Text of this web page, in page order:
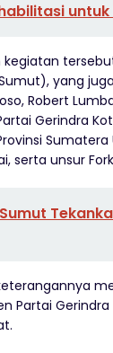
yang juga
Robert
Gerindra
serta unsur
Partai